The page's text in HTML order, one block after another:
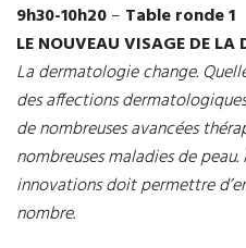
9h30-10h20– Table ronde 1
LE NOUVEAU VISAGE DE LA
La dermatologie change.
des affections
de nombreuses avancées
nombreuses maladies de
innovations doit permettre
nombre.